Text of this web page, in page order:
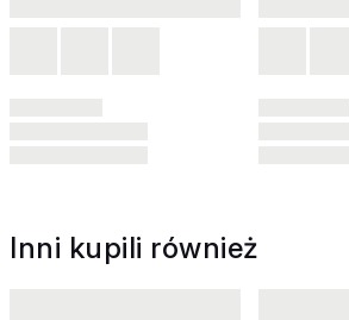
Inni kupili również